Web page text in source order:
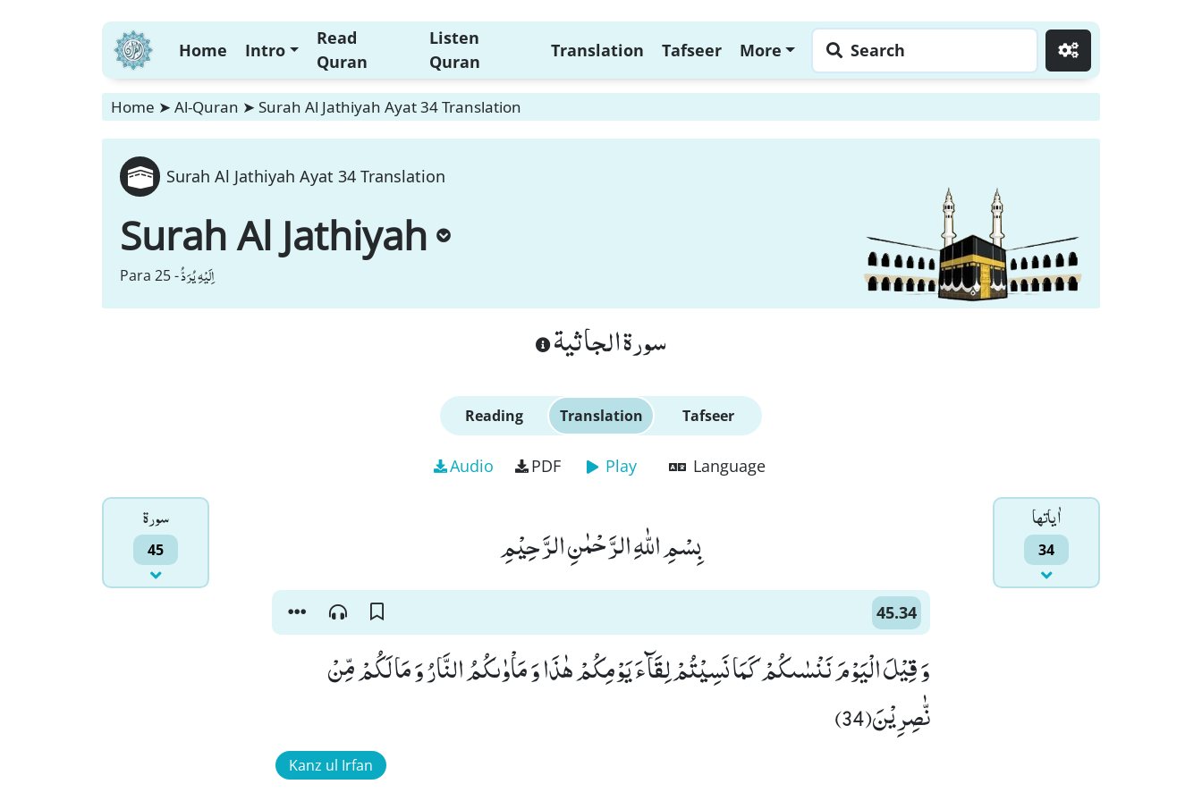
Home Intro
Read
Quran
Listen
Quran
Translation Tafseer More Search
Home ➤ Al-Quran ➤ Surah Al Jathiyah Ayat 34 Translation
Surah Al Jathiyah Ayat 34 Translation
Surah Al Jathiyah
Para 25 -اِلَیْهِ یُرَدُّ
سورة الجاثية
Reading Translation Tafseer
Audio PDF Play Language
سورۃ
45
اٰياتها
34 بِسْمِ اللّٰهِ الرَّحْمٰنِ الرَّحِیْمِ
45.34
وَ قِیْلَ الْیَوْمَ نَنْسٰىكُمْ كَمَا نَسِیْتُمْ لِقَآءَ یَوْمِكُمْ هٰذَا وَ مَاْوٰىكُمُ النَّارُ وَ مَا لَكُمْ مِّنْ
نّٰصِرِیْنَ(34)
Kanz ul Irfan